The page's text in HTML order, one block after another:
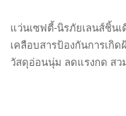
แว่นเซฟตี้-นิรภัยเลนส์ชิ้น
เคลือบสารป้องกันการเกิ
วัสดุอ่อนนุ่ม ลดแรงกด สว